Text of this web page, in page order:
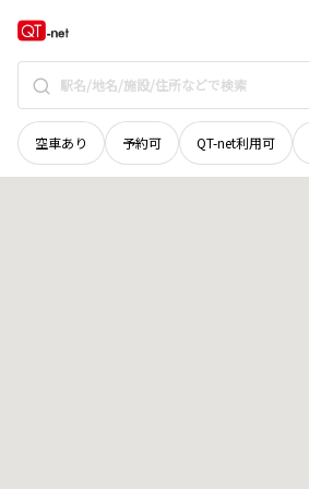
空車あり 予約可 QT-net利用可
鳥取県